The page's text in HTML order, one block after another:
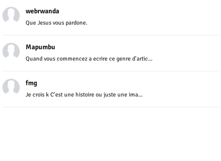
webrwanda
Que Jesus vous pardone.
Mapumbu
Quand vous commencez a ecrire ce genre d'artic...
fmg
Je crois k C'est une histoire ou juste une ima...